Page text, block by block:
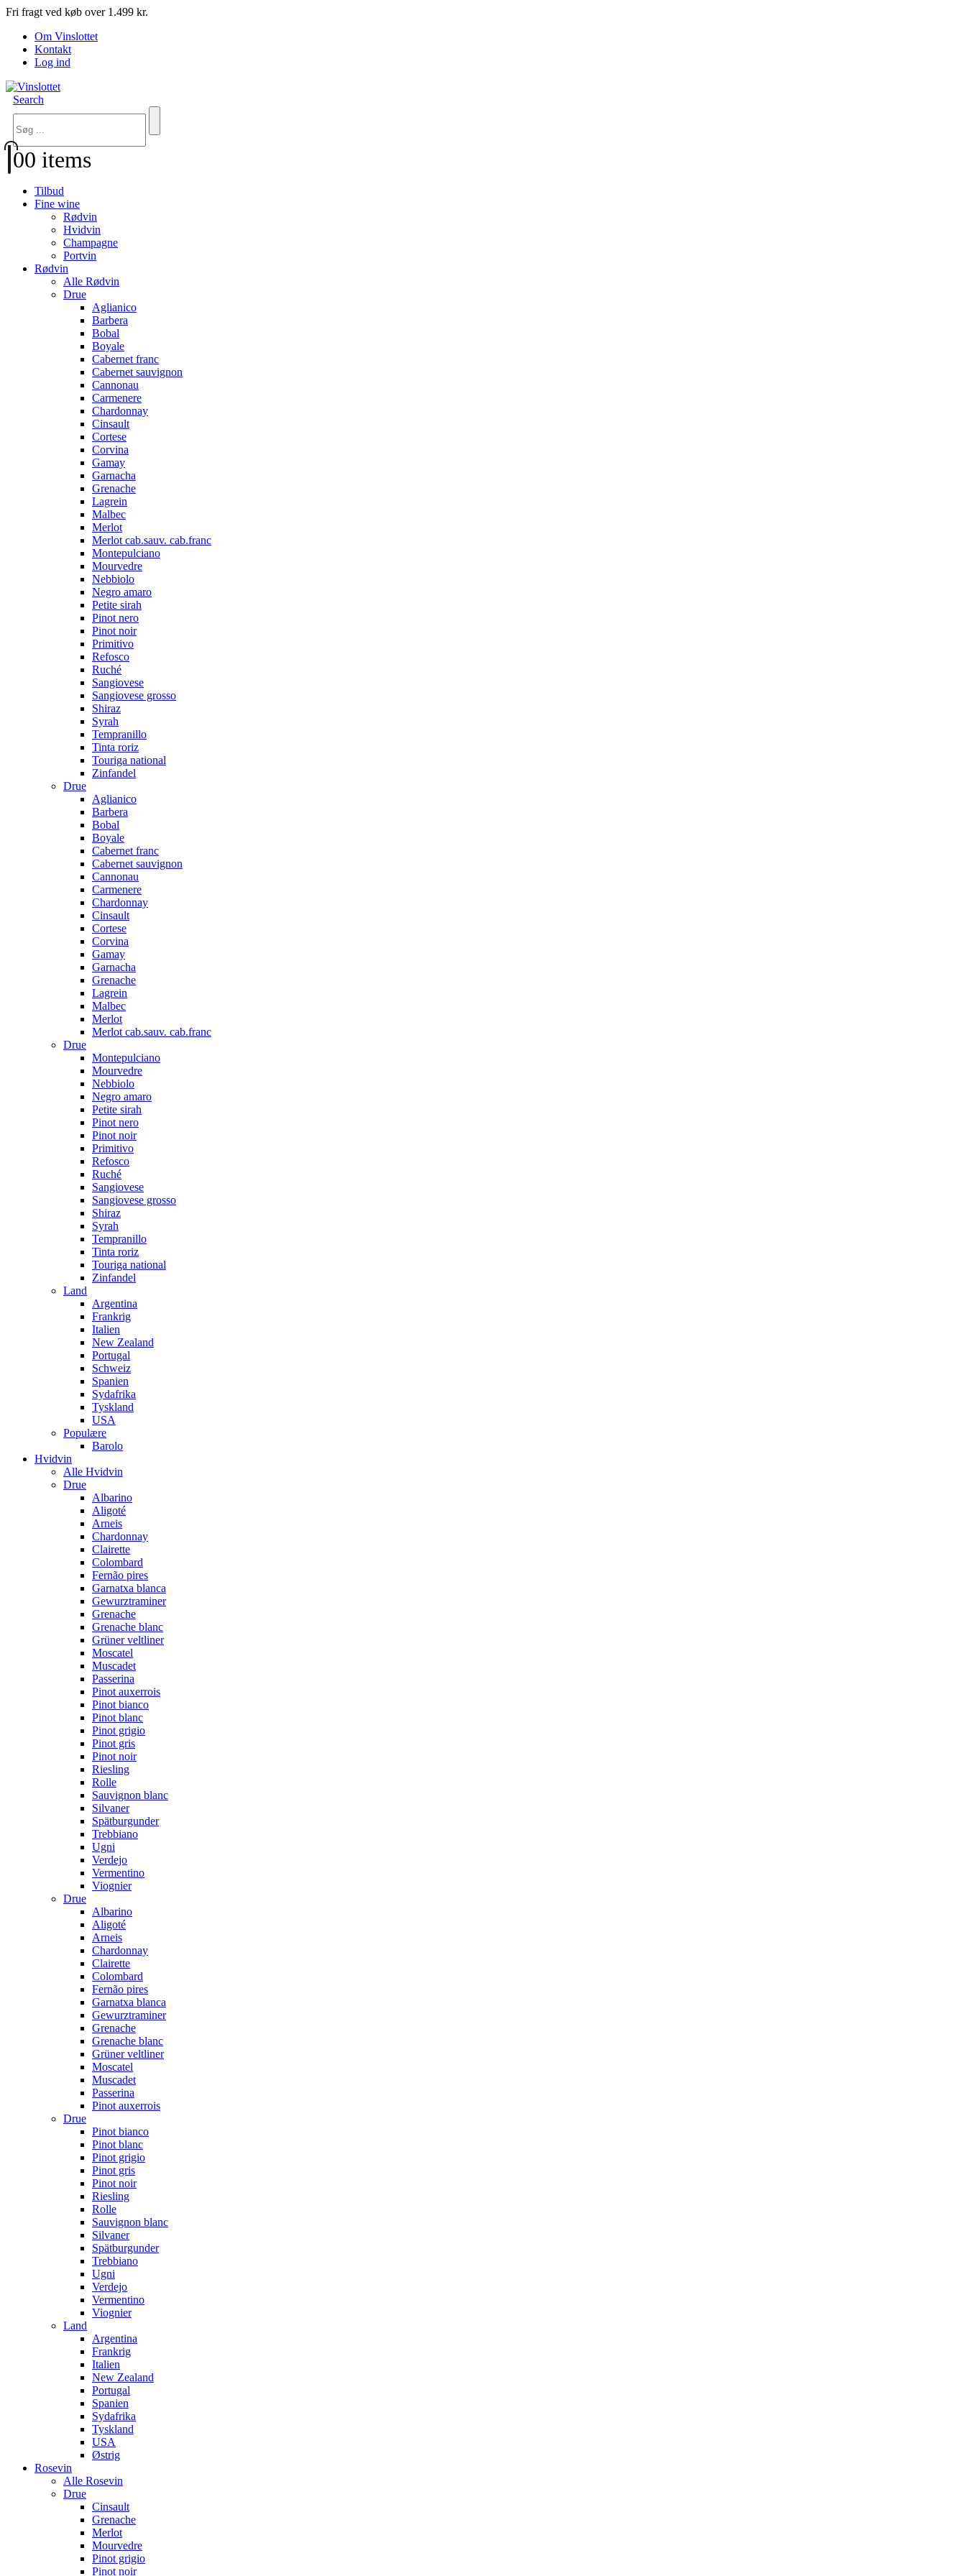
Fri fragt ved køb over 1.499 kr.
Om Vinslottet
Kontakt
Log ind
Search
00 items
Tilbud
Fine wine
Rødvin
Hvidvin
Champagne
Portvin
Rødvin
Alle Rødvin
Drue
Aglianico
Barbera
Bobal
Boyale
Cabernet franc
Cabernet sauvignon
Cannonau
Carmenere
Chardonnay
Cinsault
Cortese
Corvina
Gamay
Garnacha
Grenache
Lagrein
Malbec
Merlot
Merlot cab.sauv. cab.franc
Montepulciano
Mourvedre
Nebbiolo
Negro amaro
Petite sirah
Pinot nero
Pinot noir
Primitivo
Refosco
Ruché
Sangiovese
Sangiovese grosso
Shiraz
Syrah
Tempranillo
Tinta roriz
Touriga national
Zinfandel
Drue
Aglianico
Barbera
Bobal
Boyale
Cabernet franc
Cabernet sauvignon
Cannonau
Carmenere
Chardonnay
Cinsault
Cortese
Corvina
Gamay
Garnacha
Grenache
Lagrein
Malbec
Merlot
Merlot cab.sauv. cab.franc
Drue
Montepulciano
Mourvedre
Nebbiolo
Negro amaro
Petite sirah
Pinot nero
Pinot noir
Primitivo
Refosco
Ruché
Sangiovese
Sangiovese grosso
Shiraz
Syrah
Tempranillo
Tinta roriz
Touriga national
Zinfandel
Land
Argentina
Frankrig
Italien
New Zealand
Portugal
Schweiz
Spanien
Sydafrika
Tyskland
USA
Populære
Barolo
Hvidvin
Alle Hvidvin
Drue
Albarino
Aligoté
Arneis
Chardonnay
Clairette
Colombard
Fernão pires
Garnatxa blanca
Gewurztraminer
Grenache
Grenache blanc
Grüner veltliner
Moscatel
Muscadet
Passerina
Pinot auxerrois
Pinot bianco
Pinot blanc
Pinot grigio
Pinot gris
Pinot noir
Riesling
Rolle
Sauvignon blanc
Silvaner
Spätburgunder
Trebbiano
Ugni
Verdejo
Vermentino
Viognier
Drue
Albarino
Aligoté
Arneis
Chardonnay
Clairette
Colombard
Fernão pires
Garnatxa blanca
Gewurztraminer
Grenache
Grenache blanc
Grüner veltliner
Moscatel
Muscadet
Passerina
Pinot auxerrois
Drue
Pinot bianco
Pinot blanc
Pinot grigio
Pinot gris
Pinot noir
Riesling
Rolle
Sauvignon blanc
Silvaner
Spätburgunder
Trebbiano
Ugni
Verdejo
Vermentino
Viognier
Land
Argentina
Frankrig
Italien
New Zealand
Portugal
Spanien
Sydafrika
Tyskland
USA
Østrig
Rosevin
Alle Rosevin
Drue
Cinsault
Grenache
Merlot
Mourvedre
Pinot grigio
Pinot noir